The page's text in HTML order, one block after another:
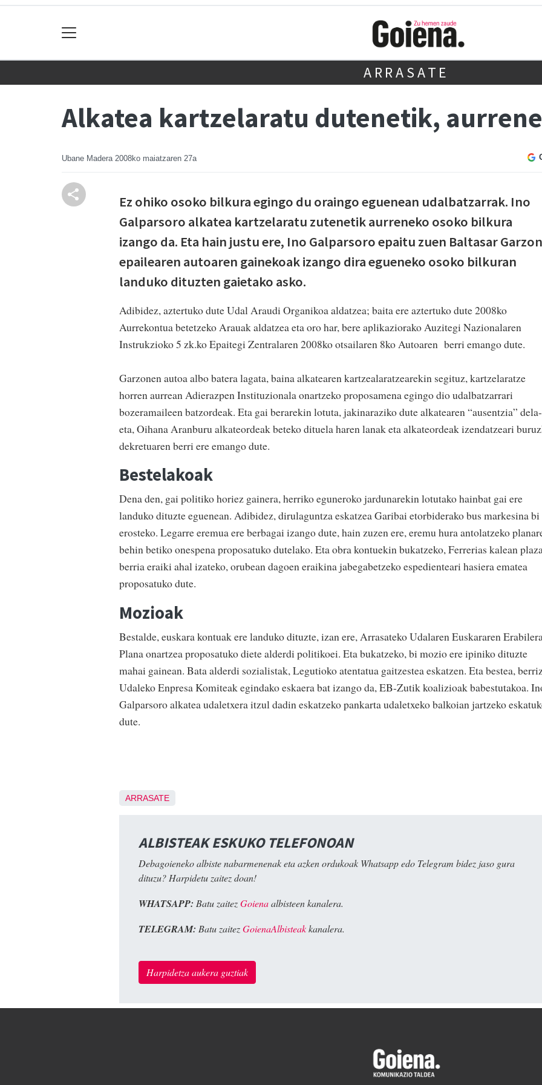
ARRASATE
Alkatea kartzelaratu dutenetik,
Ubane Madera 2008ko maiatzaren 27a
Ez ohiko osoko bilkura egingo du oraingo eguenean udalbatzarrak. Ino
Galparsoro alkatea kartzelaratu zutenetik aurreneko osoko bilkura
izango da. Eta hain justu ere, Ino Galparsoro epaitu zuen Baltasar Garzon
epailearen autoaren gainekoak izango dira egueneko osoko bilkuran
landuko dituzten gaietako asko.
Adibidez, aztertuko dute Udal Araudi Organikoa aldatzea; baita ere aztertuko dute 2008ko
Aurrekontua betetzeko Arauak aldatzea eta oro har, bere aplikaziorako Auzitegi Nazionalaren
Instrukzioko 5 zk.ko Epaitegi Zentralaren 2008ko otsailaren 8ko Autoaren berri emango dute.
Garzonen autoa albo batera lagata, baina alkatearen kartzealaratzearekin segituz, kartzelaratze
horren aurrean Adierazpen Instituzionala onartzeko proposamena egingo dio udalbatzarrari
bozeramaileen batzordeak. Eta gai berarekin lotuta, jakinaraziko dute alkatearen “ausentzia” dela-
eta, Oihana Aranburu alkateordeak beteko dituela haren lanak eta alkateordeak izendatzeari
dekretuaren berri ere emango dute.
Bestelakoak
Dena den, gai politiko horiez gainera, herriko eguneroko jardunarekin lotutako hainbat gai ere
landuko dituzte eguenean. Adibidez, dirulaguntza eskatzea Garibai etorbiderako bus markesina bi
erosteko. Legarre eremua ere berbagai izango dute, hain zuzen ere, eremu hura antolatzeko
behin betiko onespena proposatuko dutelako. Eta obra kontuekin bukatzeko, Ferrerias kalean
berria eraiki ahal izateko, orubean dagoen eraikina jabegabetzeko espedienteari hasiera ematea
proposatuko dute.
Mozioak
Bestalde, euskara kontuak ere landuko dituzte, izan ere, Arrasateko Udalaren Euskararen
Plana onartzea proposatuko diete alderdi politikoei. Eta bukatzeko, bi mozio ere ipiniko dituzte
mahai gainean. Bata alderdi sozialistak, Legutioko atentatua gaitzestea eskatzen. Eta bestea,
Udaleko Enpresa Komiteak egindako eskaera bat izango da, EB-Zutik koalizioak babestutakoa.
Galparsoro alkatea udaletxera itzul dadin eskatzeko pankarta udaletxeko balkoian jartzeko
dute.
ARRASATE
ALBISTEAK ESKUKO TELEFONOAN
Debagoieneko albiste nabarmenenak eta azken ordukoak Whatsapp edo Telegram bidez jaso gura
dituzu? Harpidetu zaitez doan!
WHATSAPP: Batu zaitezGoienaalbisteen kanalera.
TELEGRAM: Batu zaitezGoienaAlbisteakkanalera.
Harpidetza aukera guztiak